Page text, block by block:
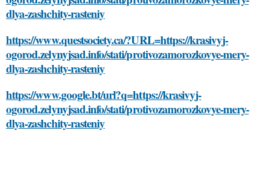
dlya-zashchity-rasteniy
https://www.questsociety.ca/?URL=https://krasivyj-
ogorod.zelynyjsad.info/stati/protivozamorozkovye-mery-
dlya-zashchity-rasteniy
https://www.google.bt/url?q=https://krasivyj-
ogorod.zelynyjsad.info/stati/protivozamorozkovye-mery-
dlya-zashchity-rasteniy